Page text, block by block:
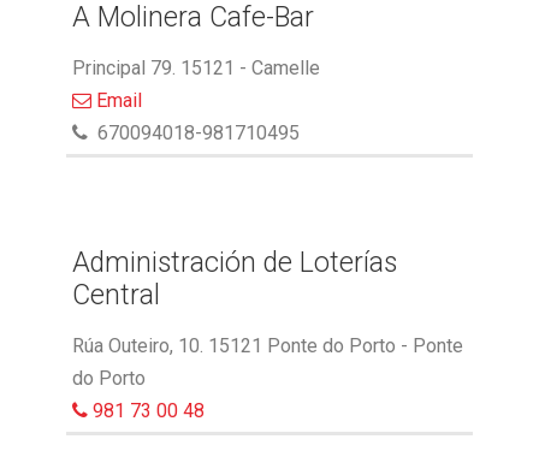
A Molinera Cafe-Bar
Principal 79. 15121 - Camelle
Email
670094018-981710495
Administración de Loterías
Central
Rúa Outeiro, 10. 15121 Ponte do Porto - Ponte
do Porto
981 73 00 48